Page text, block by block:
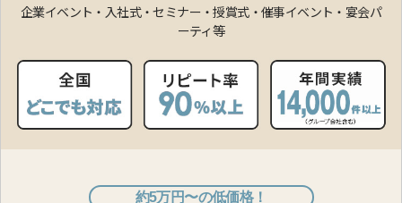
企業イベント・入社式・セミナー・授賞式・催事イベント・宴会パ
ーティ等
約5万円〜の低価格！